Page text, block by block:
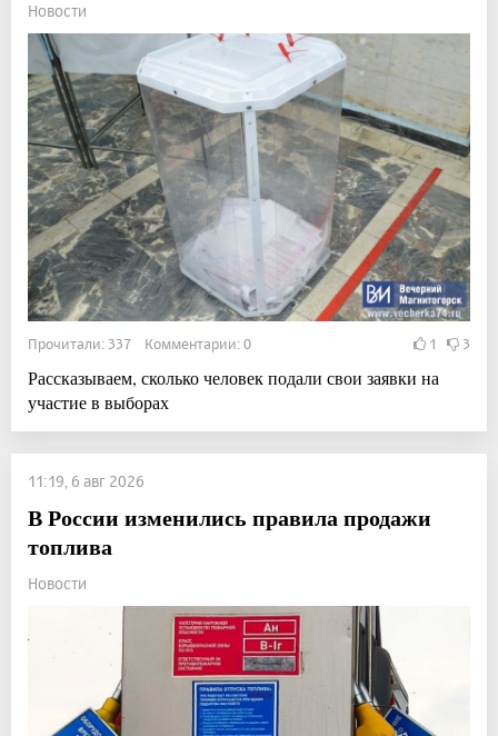
Новости
Прочитали: 337 Комментарии: 0 1 3
Рассказываем, сколько человек подали свои заявки на
участие в выборах
11:19, 6 авг 2026
В России изменились правила продажи
топлива
Новости